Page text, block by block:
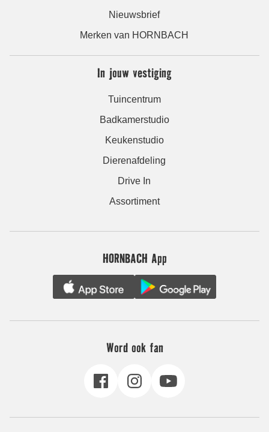
Nieuwsbrief
Merken van HORNBACH
In jouw vestiging
Tuincentrum
Badkamerstudio
Keukenstudio
Dierenafdeling
Drive In
Assortiment
HORNBACH App
Word ook fan